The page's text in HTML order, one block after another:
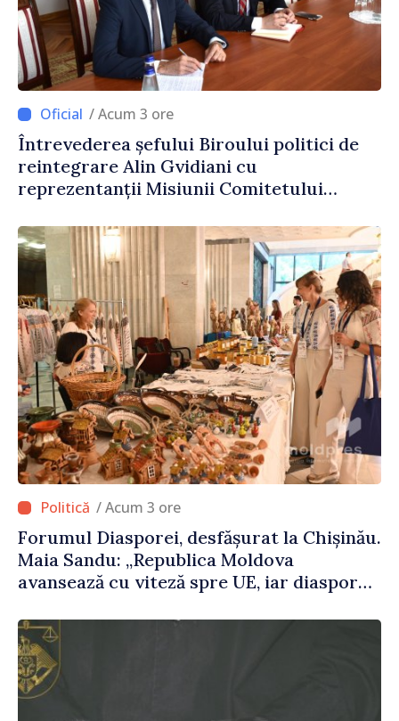
/ Acum 3 ore
Întrevederea șefului Biroului politici de
reintegrare Alin Gvidiani cu
reprezentanții Misiunii Comitetului
/ Acum 3 ore
Forumul Diasporei, desfășurat la Chișinău.
Maia Sandu: „Republica Moldova
avansează cu viteză spre UE, iar diaspora
promovarea și susținerea acestui
parcurs”